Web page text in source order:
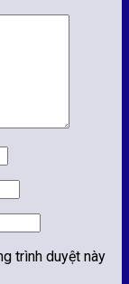
trình duyệt này